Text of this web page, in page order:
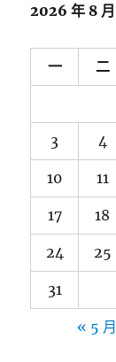
2026 年 8 月
一 二
3 4
10 11
17 18
24 25
31
« 5 月